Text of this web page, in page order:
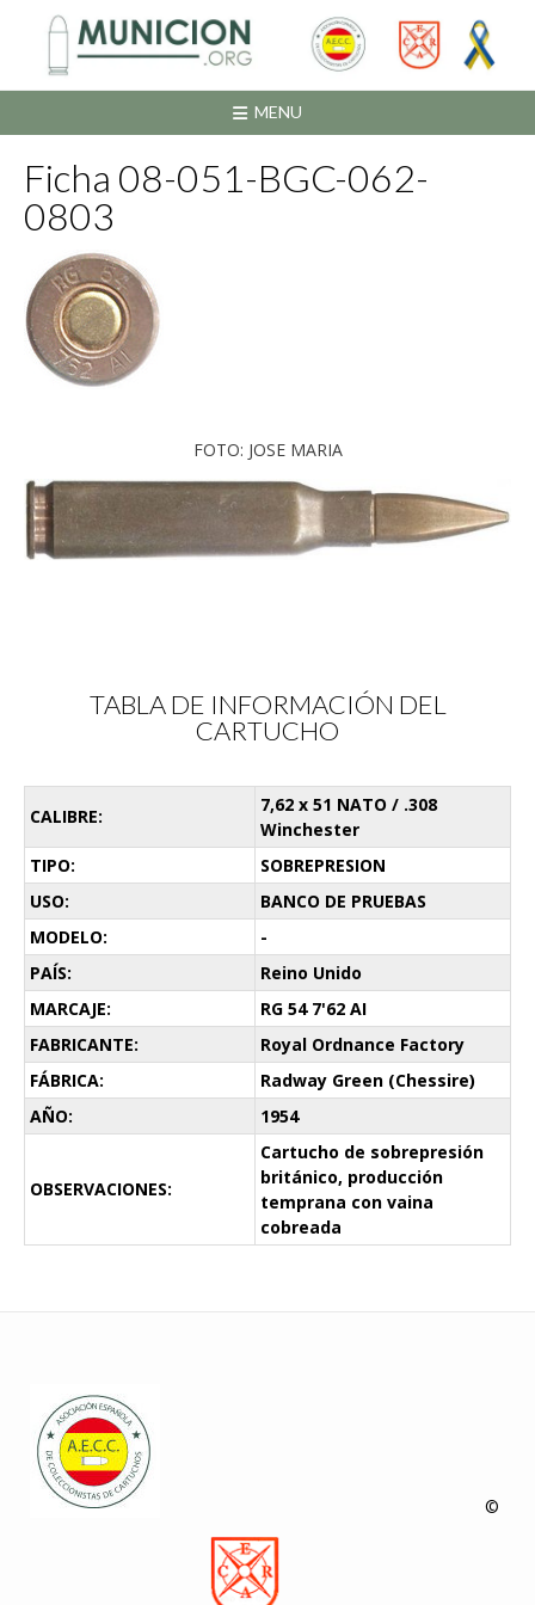
contenido
MENU
Ficha 08-051-BGC-062-
0803
FOTO: JOSE MARIA
TABLA DE INFORMACIÓN DEL
CARTUCHO
CALIBRE:
7,62 x 51 NATO / .308
Winchester
TIPO:
SOBREPRESION
USO:
BANCO DE PRUEBAS
MODELO:
-
PAÍS:
Reino Unido
MARCAJE:
RG 54 7'62 AI
FABRICANTE:
Royal Ordnance Factory
FÁBRICA:
Radway Green (Chessire)
AÑO:
1954
OBSERVACIONES:
Cartucho de sobrepresión
británico, producción
temprana con vaina
cobreada
©